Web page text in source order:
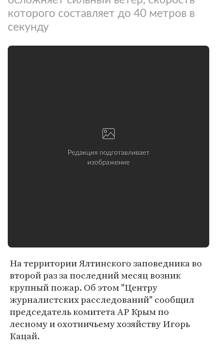
которого составляет до 40 метров в
секунду
На территории Ялтинского заповедника во
второй раз за последний месяц возник
крупный пожар. Об этом "Центру
журналистских расследований" сообщил
председатель комитета АР Крым по
лесному и охотничьему хозяйству Игорь
Кацай.